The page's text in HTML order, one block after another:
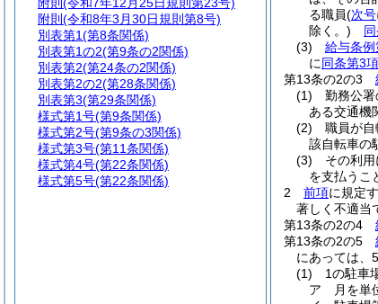
る職員(次号
除く。)
(3)
給与条
に同条第3
第13条の2の3
(1)
勤務公
ある交通機
(2)
職員が
該自転車の
(3)
その利
を支払うこ
2
前項に規定
著しく不適当
第13条の2の4
第13条の2の5
にあっては、
(1)
1の駐車
ア
月を単
附則 (令和8年3月30日規則第8号)
別表第1(第8条関係)
別表第1の2(第9条の2関係)
別表第2(第24条の2関係)
別表第2の2(第28条関係)
別表第3(第29条関係)
様式第1号(第9条関係)
様式第2号(第9条の3関係)
様式第3号(第11条関係)
様式第4号(第22条関係)
様式第5号(第22条関係)